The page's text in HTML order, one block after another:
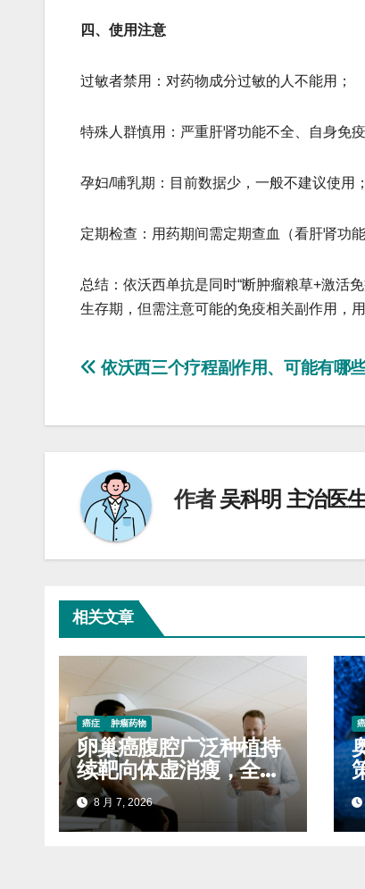
​​四、使用注意​​
​​过敏者禁用​​：对药物成分过敏的人不能用；
特殊人群慎用​​：严重肝肾功能不全、自身免
​​孕妇/哺乳期​​：目前数据少，一般不建议使用；
定期检查​​：用药期间需定期查血（看肝肾功
总结​​：依沃西单抗是同时“断肿瘤粮草+激活
生存期，但需注意可能的免疫相关副作用，
文
航
依沃西三个疗程副作用、可能有哪
作者吴科明 主治医
相关文章
癌症 肿瘤药物
卵巢癌腹腔广泛种植持
续靶向体虚消瘦，全程
服药稳固生存质量延缓
进展
8 月 7, 2026